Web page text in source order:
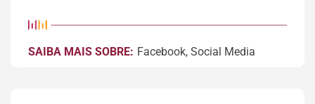
SAIBA MAIS SOBRE: Facebook, Social Media